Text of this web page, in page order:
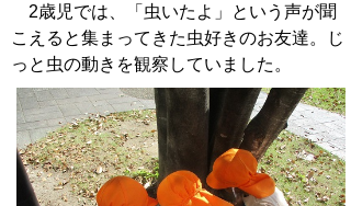
2歳児では、「虫いたよ」という声が聞
こえると集まってきた虫好きのお友達。じ
っと虫の動きを観察していました。